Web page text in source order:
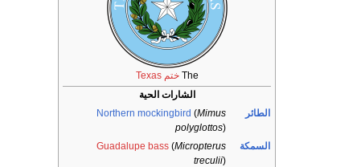
The ختم Texas
الشارات الحية
الطائر
Northern mockingbird (Mimus
polyglottos)
السمكة
Guadalupe bass (Micropterus
treculii)